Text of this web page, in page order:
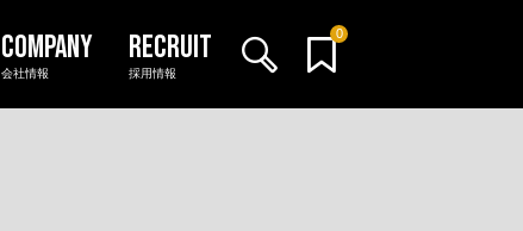
0
会社情報 採用情報